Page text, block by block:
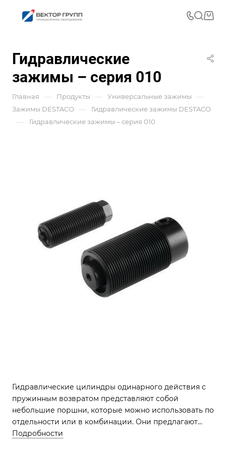
Гидравлические
зажимы – серия 010
Главная — Продукты — Универсальные зажимы —
Зажимы DESTACO — Гидравлические зажимы DESTACO
— Гидравлические зажимы – серия 010
Гидравлические цилиндры одинарного действия с
пружинным возвратом представляют собой
небольшие поршни, которые можно использовать по
отдельности или в комбинации. Они предлагают
огромную силу в небольшом, легко
Подробности